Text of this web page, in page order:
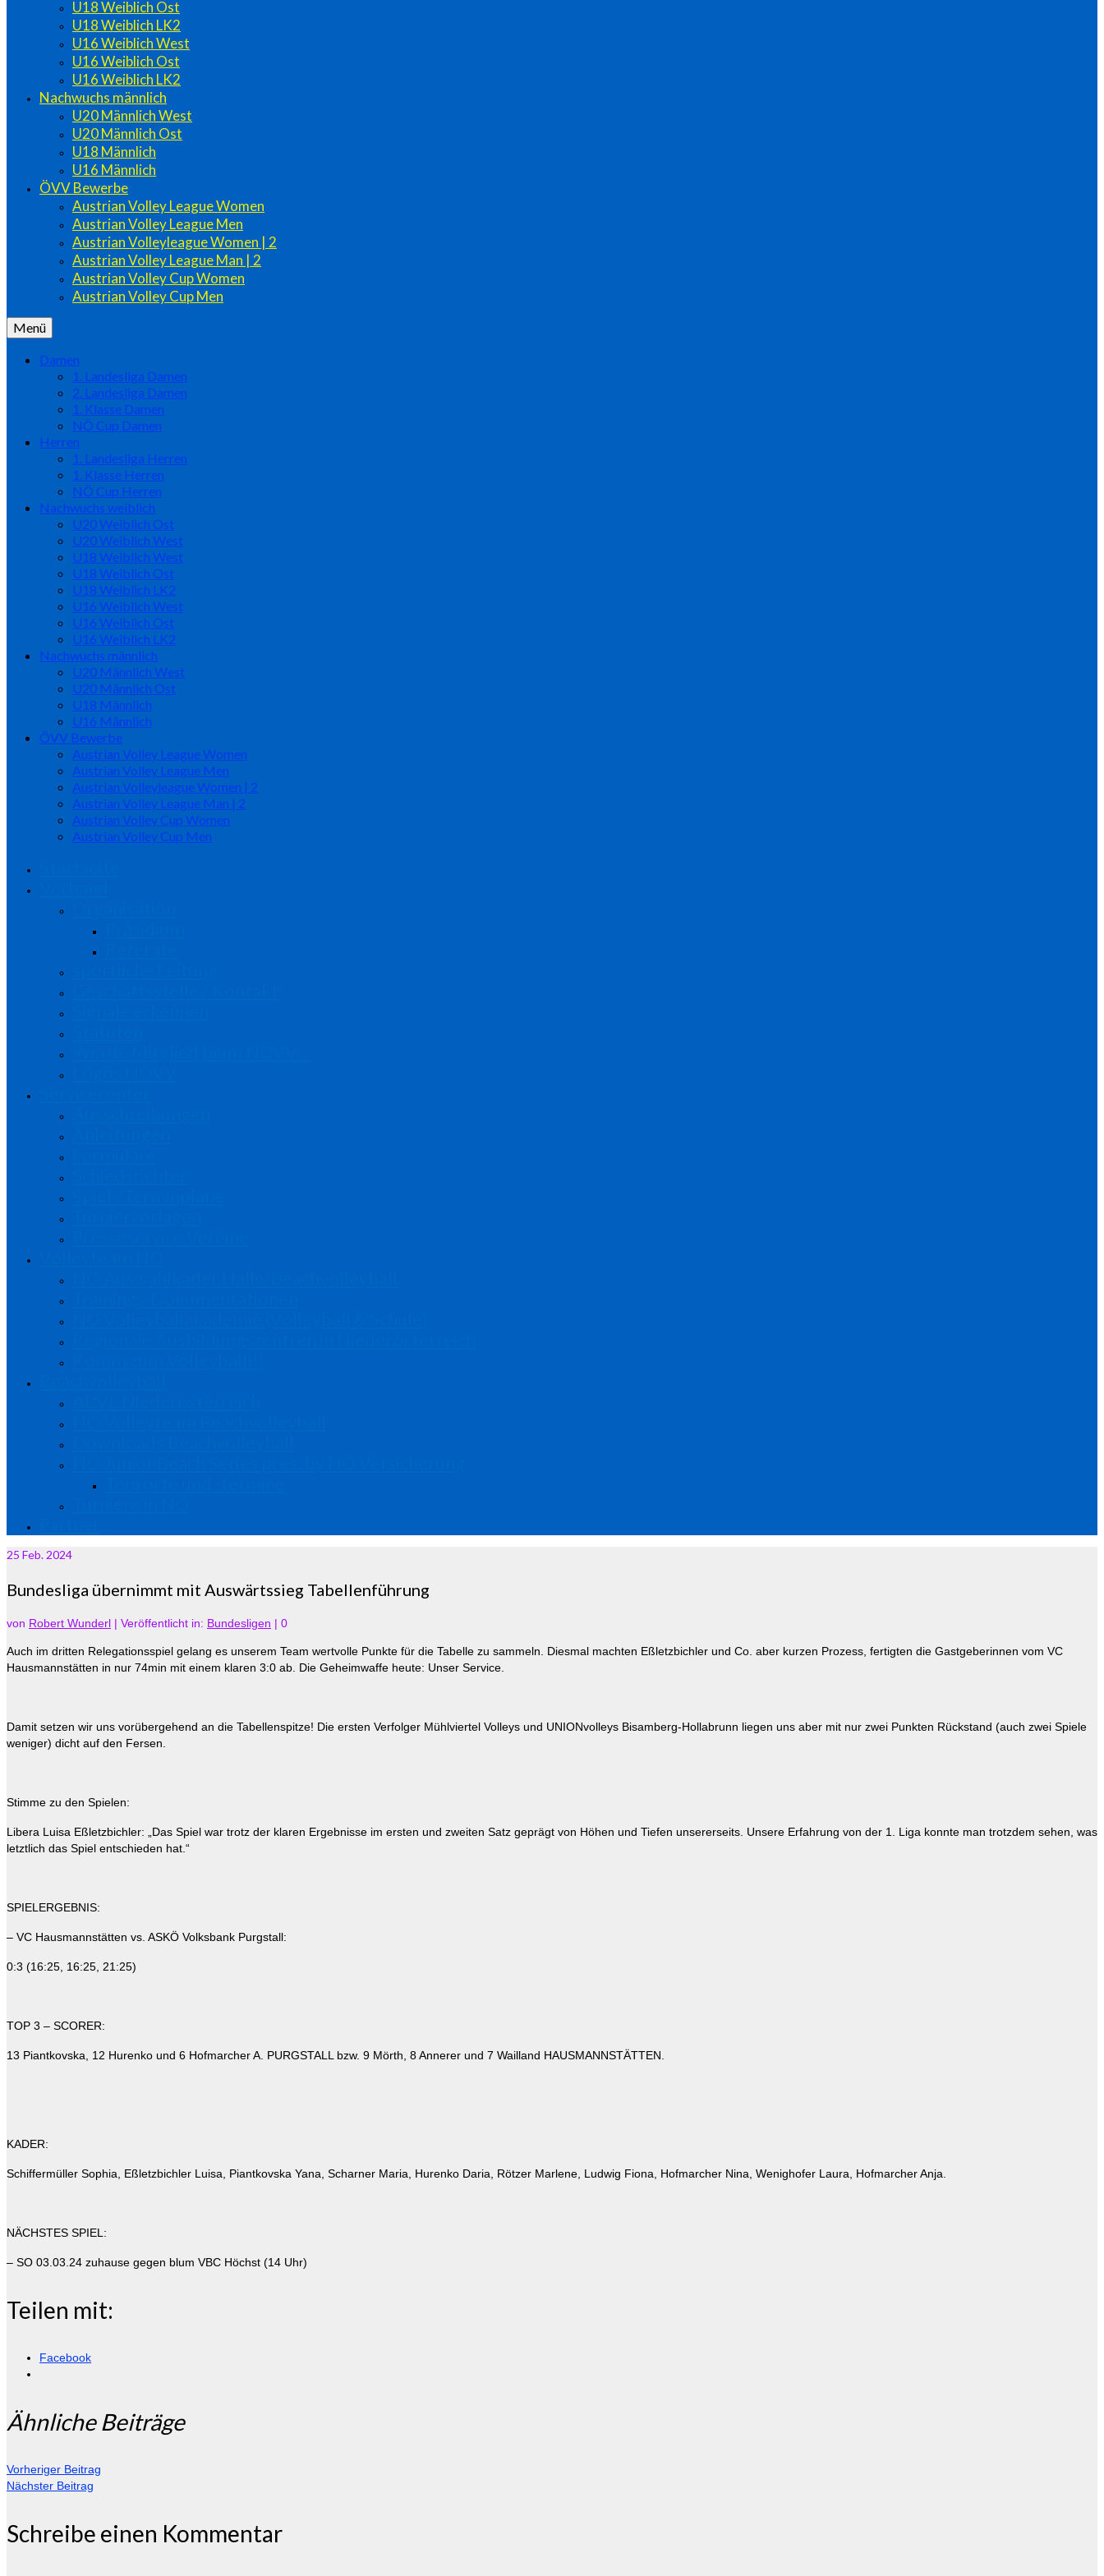
U18 Weiblich Ost
U18 Weiblich LK2
U16 Weiblich West
U16 Weiblich Ost
U16 Weiblich LK2
Nachwuchs männlich
U20 Männlich West
U20 Männlich Ost
U18 Männlich
U16 Männlich
ÖVV Bewerbe
Austrian Volley League Women
Austrian Volley League Men
Austrian Volleyleague Women | 2
Austrian Volley League Man | 2
Austrian Volley Cup Women
Austrian Volley Cup Men
Menü
Damen
1. Landesliga Damen
2. Landesliga Damen
1. Klasse Damen
NÖ Cup Damen
Herren
1. Landesliga Herren
1. Klasse Herren
NÖ Cup Herren
Nachwuchs weiblich
U20 Weiblich Ost
U20 Weiblich West
U18 Weiblich West
U18 Weiblich Ost
U18 Weiblich LK2
U16 Weiblich West
U16 Weiblich Ost
U16 Weiblich LK2
Nachwuchs männlich
U20 Männlich West
U20 Männlich Ost
U18 Männlich
U16 Männlich
ÖVV Bewerbe
Austrian Volley League Women
Austrian Volley League Men
Austrian Volleyleague Women | 2
Austrian Volley League Man | 2
Austrian Volley Cup Women
Austrian Volley Cup Men
25 Feb. 2024
Bundesliga übernimmt mit Auswärtssieg Tabellenführung
von Robert Wunderl | Veröffentlicht in: Bundesligen | 0
Auch im dritten Relegationsspiel gelang es unserem Team wertvolle Punkte für die Tabelle zu sammeln. Diesmal machten Eßletzbichler und Co. aber kurzen Prozess, fertigten die Gastgeberinnen vom VC
Hausmannstätten in nur 74min mit einem klaren 3:0 ab. Die Geheimwaffe heute: Unser Service.
Damit setzen wir uns vorübergehend an die Tabellenspitze! Die ersten Verfolger Mühlviertel Volleys und UNIONvolleys Bisamberg-Hollabrunn liegen uns aber mit nur zwei Punkten Rückstand (auch zwei Spiele
weniger) dicht auf den Fersen.
Stimme zu den Spielen:
Libera Luisa Eßletzbichler: „Das Spiel war trotz der klaren Ergebnisse im ersten und zweiten Satz geprägt von Höhen und Tiefen unsererseits. Unsere Erfahrung von der 1. Liga konnte man trotzdem sehen, was
letztlich das Spiel entschieden hat.“
SPIELERGEBNIS:
– VC Hausmannstätten vs. ASKÖ Volksbank Purgstall:
0:3 (16:25, 16:25, 21:25)
TOP 3 – SCORER:
13 Piantkovska, 12 Hurenko und 6 Hofmarcher A. PURGSTALL bzw. 9 Mörth, 8 Annerer und 7 Wailland HAUSMANNSTÄTTEN.
KADER:
Schiffermüller Sophia, Eßletzbichler Luisa, Piantkovska Yana, Scharner Maria, Hurenko Daria, Rötzer Marlene, Ludwig Fiona, Hofmarcher Nina, Wenighofer Laura, Hofmarcher Anja.
NÄCHSTES SPIEL:
– SO 03.03.24 zuhause gegen blum VBC Höchst (14 Uhr)
Teilen mit:
Facebook
Ähnliche Beiträge
Vorheriger Beitrag
Nächster Beitrag
Schreibe einen Kommentar